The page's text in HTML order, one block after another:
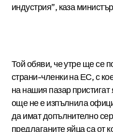
индустрия”, каза
Той обяви, че утре ще се
страни-членки на ЕС, с
на нашия пазар
още не е изпълнила
да имат допълнително
предлаганите яйца са от